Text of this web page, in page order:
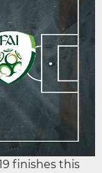
finishes this